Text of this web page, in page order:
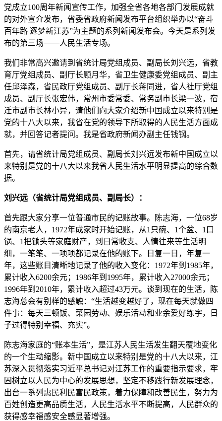
党成立100周年新闻宣传工作，加强全省各地各部门发展成就
的对外宣介发布，省委省政府新闻发布平台组织举办以“奋斗
百年路 逐梦新江苏”为主题的系列新闻发布会。今天是系列发
布的第三场——人民生活专场。
我们非常高兴邀请到省统计局党组成员、副局长刘兴远，省教
育厅党组成员、副厅长顾月华，省卫生健康委党组成员、副主
任邱泽森，省民政厅党组成员、副厅长蒋同进，省人社厅党组
成员、副厅长张宏伟，常州市委常委、常务副市长梁一波，宿
迁市副市长林小异，请他们向大家介绍新中国成立以来特别是
党的十八大以来，我省在党的领导下所取得的人民生活方面成
就，并回答记者提问。我是省政府新闻办副主任钱钢。
首先，请省统计局党组成员、副局长刘兴远发布新中国成立以
来特别是党的十八大以来我省人民生活水平明显提高的综合数
据。
刘兴远（省统计局党组成员、副局长）：
首先跟大家分享一位普通市民的记账故事。陈志海，一位68岁
的南京老人，1972年成家时开始记账，从1只碗、1个盆、1口
锅、1把锄头等家庭财产，到日常收支、人情往来等生活明
细，一笔笔、一项项都记录在他的账下。日复一日，年复一
年，这些账目清晰地记录了他的收入变化：1972年到1985年，
累计收入6200余元；1986年到1995年，累计收入27000余元；
1996年到2010年，累计收入超过43万元。谈到现在的生活，陈
志海总会有别样的感触：“生活越变越好了，现在每天就做四
件事：每天三顿饭、菜园劳动、娱乐活动和业余爱好练字，日
子过得特别幸福、充实”。
陈志海家庭的“账本生活”，是江苏人民生活发生翻天覆地变化
的一个生动缩影。新中国成立以来特别是党的十八大以来，江
苏深入贯彻落实习近平总书记对江苏工作的重要指示要求，牢
固树立以人民为中心的发展思想，坚定不移践行新发展理念，
出台一系列惠民利民富民政策，着力保障和改善民生，努力为
百姓创造更高品质生活，人民生活水平不断提高，人民群众的
获得感幸福感安全感显著增强。